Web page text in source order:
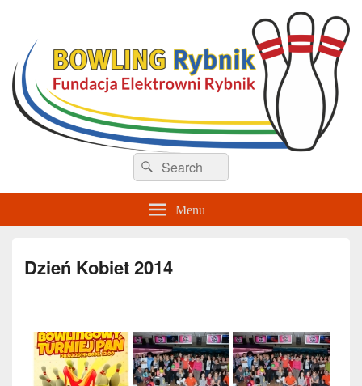
Sekcja Bowlingu – Rybnik
Search
for:
Search
Menu
Dzień Kobiet 2014